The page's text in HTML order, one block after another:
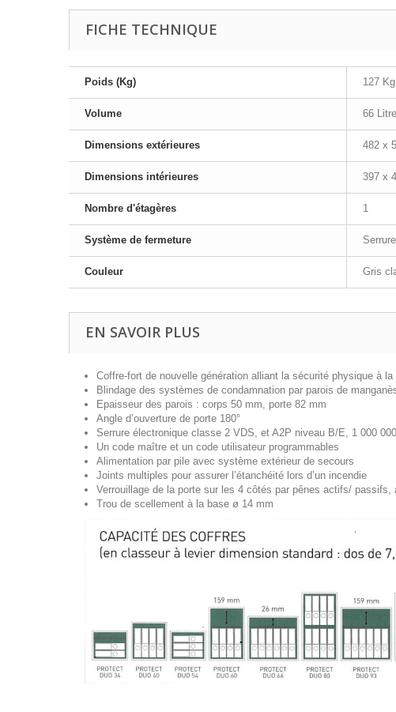
FICHE TECHNIQUE
Poids (Kg) 127 Kg
Volume 66
Dimensions extérieures 482 x
Dimensions intérieures 397 x
Nombre d'étagères 1
Système de fermeture
Couleur Gris
EN SAVOIR PLUS
Coffre-fort de nouvelle génération alliant la sécurité physique à
Blindage des systèmes de condamnation par parois de
Epaisseur des parois : corps 50 mm, porte 82 mm
Angle d’ouverture de porte 180°
Serrure électronique classe 2 VDS, et A2P niveau B/E, 1 000
Un code maître et un code utilisateur programmables
Alimentation par pile avec système extérieur de secours
Joints multiples pour assurer l’étanchéité lors d’un incendie
Verrouillage de la porte sur les 4 côtés par pênes actifs/
Trou de scellement à la base ø 14 mm